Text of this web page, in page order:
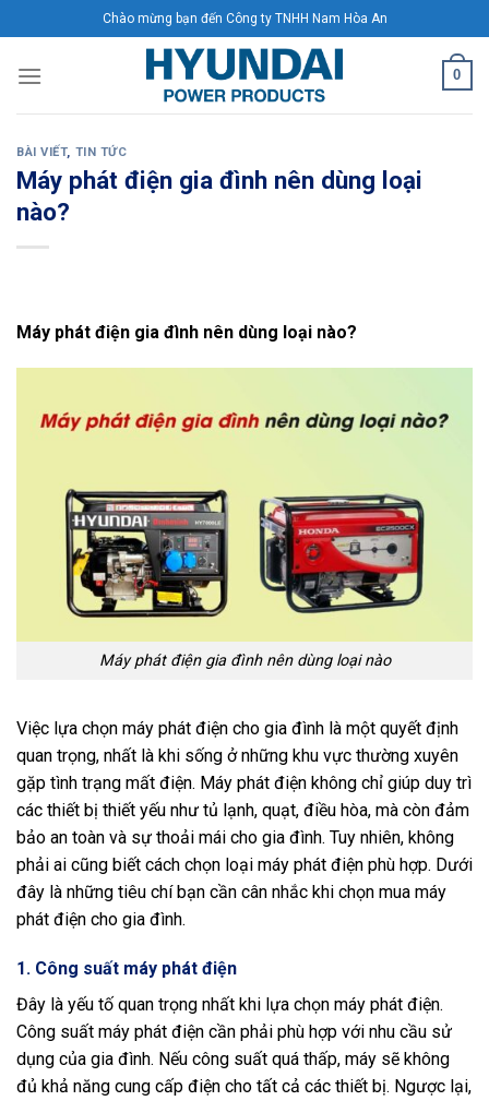
to
content
Chào mừng bạn đến Công ty TNHH Nam Hòa An
0
BÀI VIẾT, TIN TỨC
Máy phát điện gia đình nên dùng loại
nào?
Máy phát điện gia đình nên dùng loại nào?
Máy phát điện gia đình nên dùng loại nào
Việc lựa chọn máy phát điện cho gia đình là một quyết định
quan trọng, nhất là khi sống ở những khu vực thường xuyên
gặp tình trạng mất điện. Máy phát điện không chỉ giúp duy trì
các thiết bị thiết yếu như tủ lạnh, quạt, điều hòa, mà còn đảm
bảo an toàn và sự thoải mái cho gia đình. Tuy nhiên, không
phải ai cũng biết cách chọn loại máy phát điện phù hợp. Dưới
đây là những tiêu chí bạn cần cân nhắc khi chọn mua máy
phát điện cho gia đình.
1. Công suất máy phát điện
Đây là yếu tố quan trọng nhất khi lựa chọn máy phát điện.
Công suất máy phát điện cần phải phù hợp với nhu cầu sử
dụng của gia đình. Nếu công suất quá thấp, máy sẽ không
đủ khả năng cung cấp điện cho tất cả các thiết bị. Ngược lại,